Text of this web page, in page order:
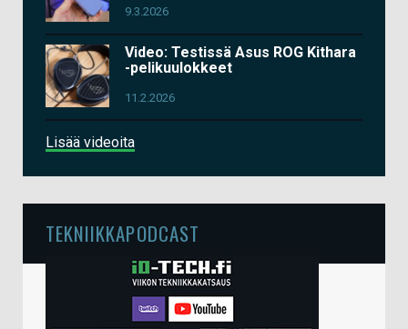
9.3.2026
Video: Testissä Asus ROG Kithara
-pelikuulokkeet
11.2.2026
Lisää videoita
TEKNIIKKAPODCAST